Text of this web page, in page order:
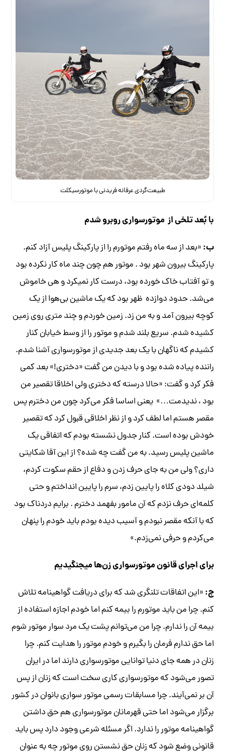
طبیعت‌گردی عرفانه فریدنی با موتورسیکلت
با بُعد تلخی از موتورسواری روبرو شدم
ب:«بعد از سه ماه رفتم موتورم را از پارکینگ پلیس آزاد کنم.
پارکینگ بیرون شهر بود . موتور هم چون چند ماه کار نکرده بود
و تو آفتاب خاک خورده بود، درست کار نمی­کرد و هی خاموش
می‌شد. حدود دوازده ظهر بود که یک ماشین بی‌هوا از یک
کوچه بیرون آمد و به من زد. زمین خوردم و چند متری روی زمین
کشیده شدم. سریع بلند شدم و موتور را از وسط خیابان کنار
کشیدم که ناگهان با یک بعد جدیدی از موتورسواری آشنا شدم.
راننده پیاده شده بود و با دیدن من گفت «دختری!» بعد کمی
فکر کرد و گفت: «حالا درسته که دختری ولی اخلاقا تقصیر من
بود ، ندیدمت…» یعنی اساسا فکر می‌کرد چون من دخترم پس
مقصر هستم اما لطف کرد و از نظر اخلاقی قبول کرد که تقصیر
خودش بوده است. کنار جدول نشسته بودم که اتفاقی یک
ماشین پلیس رسید. به من گفت چه شده؟ از این آقا شکایتی
داری؟ ولی من به جای حرف زدن و دفاع از حقم سکوت کردم،
شیلد دودی کلاه را پایین زدم، سرم را پایین انداختم و حتی
کلمه‌ای حرف نزدم که آن مامور بفهمد دخترم . برایم دردناک بود
که با آنکه مقصر نبودم و آسیب دیده بودم باید خودم را پنهان
می‌کردم و حرفی نمی‌زدم.»
برای اجرای قانون موتورسواری زن‌ها می­جنگیدیم
ج:«این اتفاقات تلنگری شد که برای دریافت گواهینامه تلاش
کنم. چرا من باید موتورم را بیمه کنم اما خودم اجازه استفاده از
بیمه آن را ندارم. چرا من می‌توانم پشت یک مرد سوار موتور شوم
اما حق ندارم فرمان را بگیرم و خودم موتور را هدایت کنم. چرا
زنان در همه جای دنیا توانایی موتورسواری دارند اما در ایران
تصور می‌شود که موتورسواری کاری سخت است که زنان از پس
آن بر نمی‌آیند. چرا مسابقات رسمی موتور سواری بانوان در کشور
برگزار می‌شود اما حتی قهرمانان موتورسواری هم حق داشتن
گواهینامه موتور را ندارد. اگر مسئله شرعی وجود دارد پس باید
قانونی وضع شود که زنان حق نشستن روی موتور چه به عنوان